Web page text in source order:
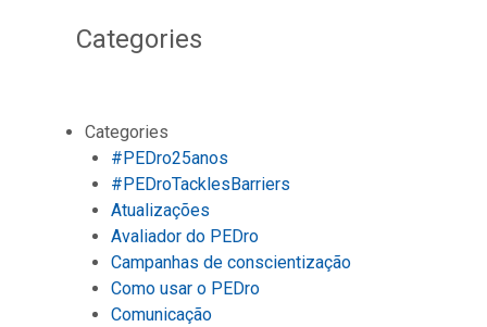
Categories
Categories
#PEDro25anos
#PEDroTacklesBarriers
Atualizações
Avaliador do PEDro
Campanhas de conscientização
Como usar o PEDro
Comunicação